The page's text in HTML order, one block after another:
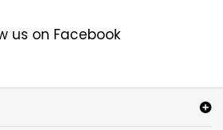
us on Facebook